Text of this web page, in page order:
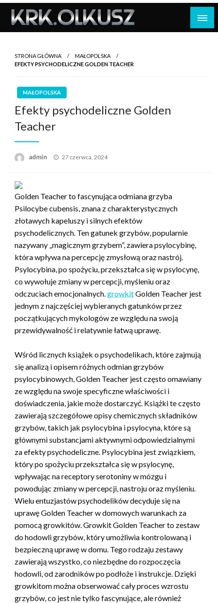
Skip
content
STRONA GŁÓWNA
MAŁOPOLSKA
EFEKTY PSYCHODELICZNE GOLDEN TEACHER
MAŁOPOLSKA
Efekty psychodeliczne Golden
Teacher
admin
Opublikowane
27 czerwca, 2024
Golden Teacher to fascynująca odmiana grzyba
Psilocybe cubensis, znana z charakterystycznych
złotawych kapeluszy i silnych efektów
psychodelicznych. Ten gatunek grzybów, popularnie
nazywany „magicznym grzybem”, zawiera psylocybinę,
która wpływa na percepcję zmysłową oraz nastrój.
Psylocybina, po spożyciu, przekształca się w psylocynę,
co wywołuje zmiany w percepcji, myśleniu oraz
odczuciach emocjonalnych. growkitGolden Teacher jest
jednym z najczęściej wybieranych gatunków przez
początkujących mykologów ze względu na swoją
przewidywalność i relatywnie łatwą uprawę.
Wśród licznych książek o psychodelikach, które zajmują
się analizą i opisem różnych odmian grzybów
psylocybinowych, Golden Teacher jest często omawiany
ze względu na swoje specyficzne właściwości i
doświadczenia, jakie może dostarczyć. Książki te często
zawierają szczegółowe opisy chemicznych składników
grzybów, takich jak psylocybina i psylocyna, które są
głównymi substancjami aktywnymi odpowiedzialnymi
za efekty psychodeliczne. Psylocybina jest związkiem,
który po spożyciu przekształca się w psylocynę,
wpływając na receptory serotoniny w mózgu i
powodując zmiany w percepcji, nastroju oraz myśleniu.
Wielu entuzjastów psychodelików decyduje się na
uprawę Golden Teacher w domowych warunkach za
pomocą growkitów. Growkit Golden Teacher to zestaw
do hodowli grzybów, który umożliwia kontrolowaną i
bezpieczną uprawę w domu. Tego rodzaju zestawy
zawierają wszystko, co niezbędne do rozpoczęcia
hodowli, od zarodników po podłoże i instrukcje. Dzięki
growkitom można obserwować cały proces wzrostu
grzybów, co jest nie tylko fascynujące, ale również